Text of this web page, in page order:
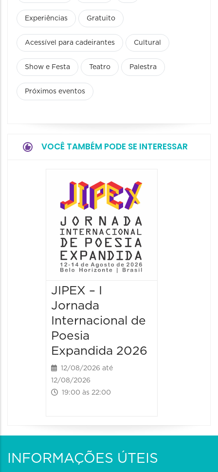
Experiências Gratuito
Acessível para cadeirantes Cultural
Show e Festa Teatro Palestra
Próximos eventos
VOCÊ TAMBÉM PODE SE INTERESSAR
JIPEX – I
Jornada
Internacional de
Poesia
Expandida 2026
12/08/2026 até
12/08/2026
19:00 às 22:00
INFORMAÇÕES ÚTEIS